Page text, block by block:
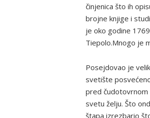
činjenica što ih
brojne knjige i
je oko godine
Tiepolo.Mnogo je
Posejdovao je
svetište
pred čudotovrnom
svetu želju. Što
štapa izrezbario